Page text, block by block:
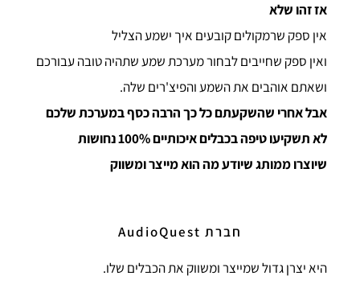
אז זהו שלא
אין ספק שרמקולים קובעים איך ישמע הצליל
ואין ספק שחייבים לבחור מערכת שמע שתהיה טובה עבורכם
ושאתם אוהבים את השמע והפיצ'רים שלה.
אבל אחרי שהשקעתם כל כך הרבה כסף במערכת שלכם
לא תשקיעו טיפה בכבלים איכותיים 100% נחושות
שיוצרו ממותג שיודע מה הוא מייצר ומשווק
חברת AudioQuest
היא יצרן גדול שמייצר ומשווק את הכבלים שלו.